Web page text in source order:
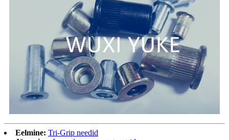
Eelmine: Tri-Grip needid